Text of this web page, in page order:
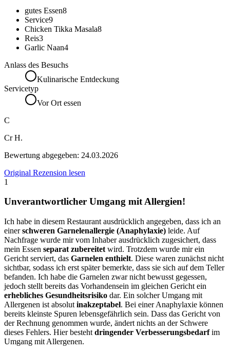
gutes Essen8
Service9
Chicken Tikka Masala8
Reis3
Garlic Naan4
Anlass des Besuchs
Kulinarische Entdeckung
Servicetyp
Vor Ort essen
C
Cr H.
Bewertung abgegeben: 24.03.2026
Original Rezension lesen
1
Unverantwortlicher Umgang mit Allergien!
Ich habe in diesem Restaurant ausdrücklich angegeben, dass ich an
einerschweren Garnelenallergie (Anaphylaxie) leide. Auf
Nachfrage wurde mir vom Inhaber ausdrücklich zugesichert, dass
mein Essen separat zubereitet wird. Trotzdem wurde mir ein
Gericht serviert, das Garnelen enthielt. Diese waren zunächst nicht
sichtbar, sodass ich erst später bemerkte, dass sie sich auf dem Teller
befanden. Ich habe die Garnelen zwar nicht bewusst gegessen,
jedoch stellt bereits das Vorhandensein im gleichen Gericht ein
erhebliches Gesundheitsrisiko dar. Ein solcher Umgang mit
Allergenen ist absolut inakzeptabel. Bei einer Anaphylaxie können
bereits kleinste Spuren lebensgefährlich sein. Dass das Gericht von
der Rechnung genommen wurde, ändert nichts an der Schwere
dieses Fehlers. Hier besteht dringender Verbesserungsbedarfim
Umgang mit Allergenen.